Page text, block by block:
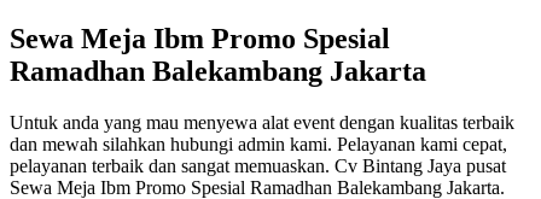
Sewa Meja Ibm Promo Spesial
Ramadhan Balekambang Jakarta
Untuk anda yang mau menyewa alat event dengan kualitas terbaik
dan mewah silahkan hubungi admin kami. Pelayanan kami cepat,
pelayanan terbaik dan sangat memuaskan. Cv Bintang Jaya pusat
Sewa Meja Ibm Promo Spesial Ramadhan Balekambang Jakarta.